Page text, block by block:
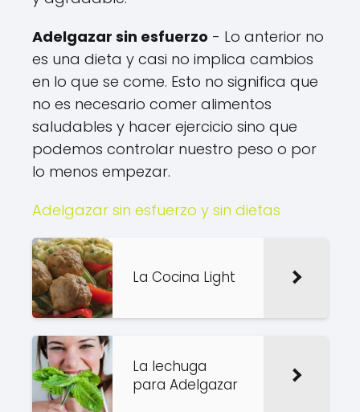
Adelgazar sin esfuerzo - Lo anterior no
es una dieta y casi no implica cambios
en lo que se come. Esto no significa que
no es necesario comer alimentos
saludables y hacer ejercicio sino que
podemos controlar nuestro peso o por
lo menos empezar.
Adelgazar sin esfuerzo y sin dietas
La Cocina Light
La lechuga
para Adelgazar